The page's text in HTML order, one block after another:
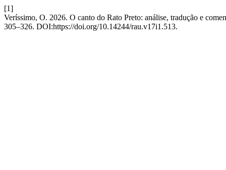
[1]
Veríssimo, O. 2026. O canto do Rato Preto: análise, tradução e
305–326. DOI:https://doi.org/10.14244/rau.v17i1.513.